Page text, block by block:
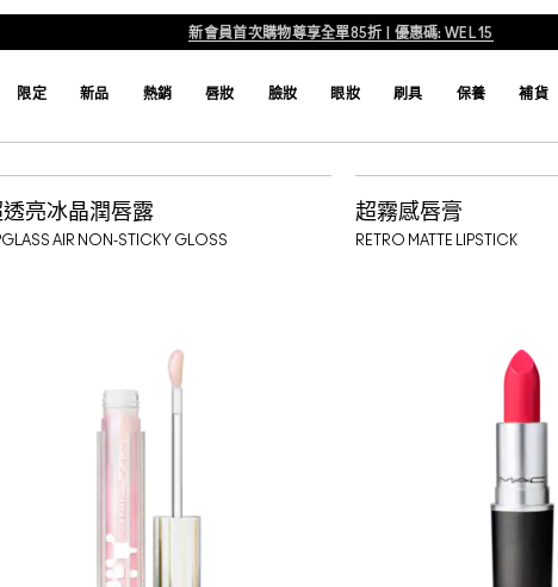
新會員首次購物尊享全單85折 | 優惠碼: WEL15
限定 新品 熱銷 唇妝 臉妝 眼妝 刷具 保養 補貨
透亮冰晶潤唇露
AIR NON-STICKY GLOSS
超霧感唇膏
RETRO MATTE LIPSTICK